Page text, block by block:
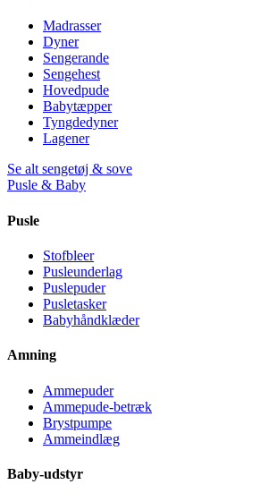
Madrasser
Dyner
Sengerande
Sengehest
Hovedpude
Babytæpper
Tyngdedyner
Lagener
Se alt sengetøj & sove
Pusle & Baby
Pusle
Stofbleer
Pusleunderlag
Puslepuder
Pusletasker
Babyhåndklæder
Amning
Ammepuder
Ammepude-betræk
Brystpumpe
Ammeindlæg
Baby-udstyr